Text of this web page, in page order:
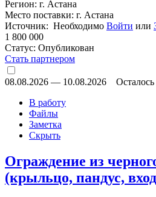
Регион: г. Астана
Место поставки: г. Астана
Источник: Необходимо Войти или
1 800 000
Статус: Опубликован
Стать партнером
08.08.2026 — 10.08.2026
В работу
Файлы
Заметка
Скрыть
Ограждение из
(крыльцо, пандус,